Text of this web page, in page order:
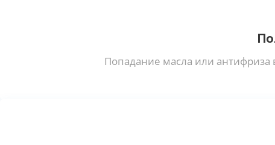
Попадание масла или антифриза